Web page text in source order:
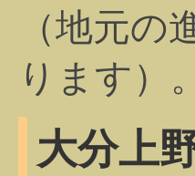
（地元
ります）。
大分上